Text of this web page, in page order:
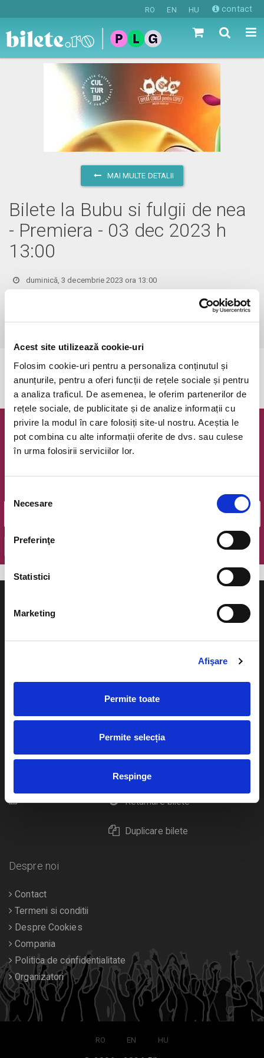
Acest site utilizează cookie-uri
Folosim cookie-uri pentru a personaliza conținutul și
anunțurile, pentru a oferi funcții de rețele sociale și pentru
a analiza traficul. De asemenea, le oferim partenerilor de
rețele sociale, de publicitate și de analize informații cu
privire la modul în care folosiți site-ul nostru. Aceștia le
pot combina cu alte informații oferite de dvs. sau culese
în urma folosirii serviciilor lor.
consimțământului
Necesare
Preferinţe
Statistici
Marketing
Afişare
Permite toate
Permite selecția
Respinge
RO EN HU contact
MAI MULTE DETALII
Bilete la Bubu si fulgii de nea
- Premiera - 03 dec 2023 h
13:00
duminică, 3 decembrie 2023 ora 13:00
Evenimentul a expirat.
Newsletter @ Bilete.ro
OK
Cum comand bilete?
eBilet printat acasa
Livrare prin curier
Returnare bilete
Duplicare bilete
Cultura
Calendar
Despre noi
Contact
Termeni si conditii
Despre Cookies
Compania
Politica de confidentialitate
Organizatori
RO EN HU